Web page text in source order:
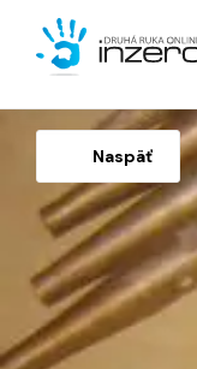
Naspäť